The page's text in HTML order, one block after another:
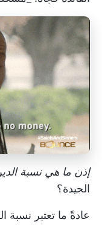
إذن ما هي نسبة
الجيدة؟
عادةً ما تعتبر نسبة